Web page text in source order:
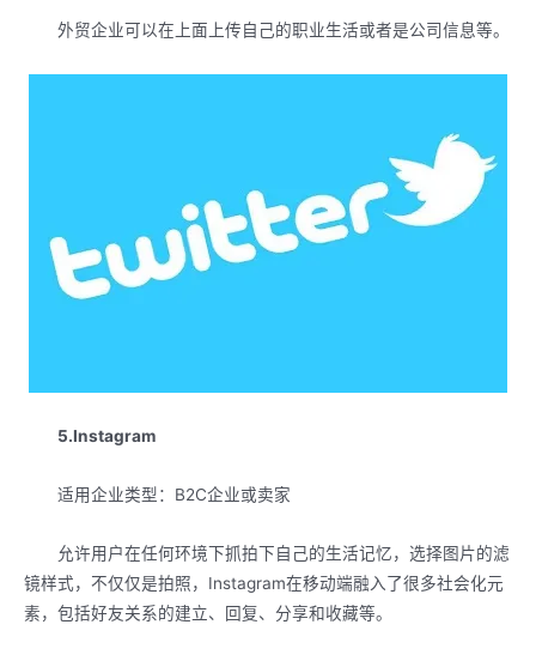
外贸企业可以在上面上传自己的职业生活或者是公司信息等。
5.Instagram
适用企业类型：B2C企业或卖家
允许用户在任何环境下抓拍下自己的生活记忆，选择图片的滤
镜样式，不仅仅是拍照，Instagram在移动端融入了很多社会化元
素，包括好友关系的建立、回复、分享和收藏等。